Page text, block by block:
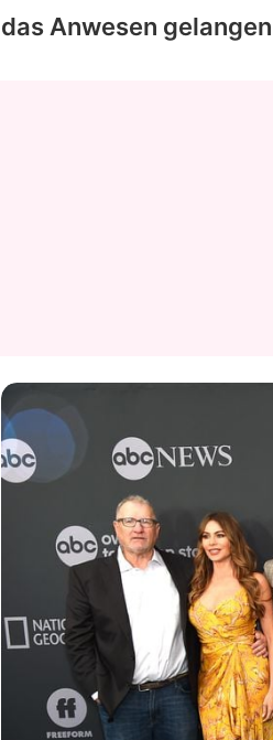
das Anwesen